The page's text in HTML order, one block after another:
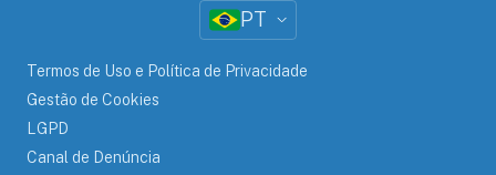
PT
Termos de Uso e Política de Privacidade
Gestão de Cookies
LGPD
Canal de Denúncia